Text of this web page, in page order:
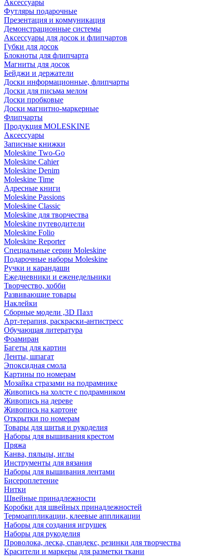
Аксессуары
Футляры подарочные
Презентация и коммуникация
Демонстрационные системы
Аксессуары для досок и флипчартов
Губки для досок
Блокноты для флипчарта
Магниты для досок
Бейджи и держатели
Доски информационные, флипчарты
Доски для письма мелом
Доски пробковые
Доски магнитно-маркерные
Флипчарты
Продукция MOLESKINE
Аксессуары
Записные книжки
Moleskine Two-Go
Moleskine Cahier
Moleskine Denim
Moleskine Time
Адресные книги
Moleskine Passions
Moleskine Classic
Moleskine для творчества
Moleskine путеводители
Moleskine Folio
Moleskine Reporter
Специальные серии Moleskine
Подарочные наборы Moleskine
Ручки и карандаши
Ежедневники и еженедельники
Творчество, хобби
Развивающие товары
Наклейки
Сборные модели ,3D Пазл
Арт-терапия, раскраски-антистресс
Обучающая литература
Фоамиран
Багеты для картин
Ленты, шпагат
Эпоксидная смола
Картины по номерам
Мозайка стразами на подрамнике
Живопись на холсте с подрамником
Живопись на дереве
Живопись на картоне
Открытки по номерам
Товары для шитья и рукоделия
Наборы для вышивания крестом
Пряжа
Канва, пяльцы, иглы
Инструменты для вязания
Наборы для вышивания лентами
Бисероплетение
Нитки
Швейные принадлежности
Коробки для швейных принадлежностей
Термоаппликации, клеевые аппликации
Наборы для создания игрушек
Наборы для рукоделия
Проволока, леска, спандекс, резинки для творчества
Красители и маркеры для разметки ткани